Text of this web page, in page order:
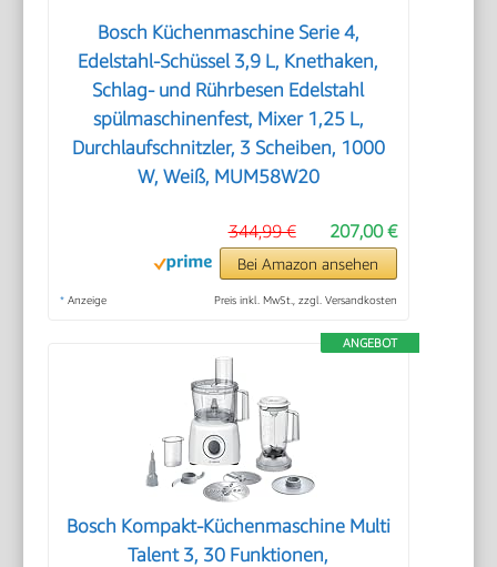
Bosch Küchenmaschine Serie 4,
Edelstahl-Schüssel 3,9 L, Knethaken,
Schlag- und Rührbesen Edelstahl
spülmaschinenfest, Mixer 1,25 L,
Durchlaufschnitzler, 3 Scheiben, 1000
W, Weiß, MUM58W20
207,00 €
344,99 €
Bei Amazon ansehen
* Anzeige Preis inkl. MwSt., zzgl. Versandkosten
ANGEBOT
Bosch Kompakt-Küchenmaschine Multi
Talent 3, 30 Funktionen,